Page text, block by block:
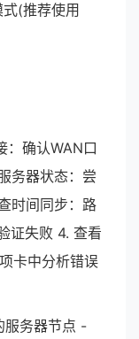
(推荐使用
：确认WAN口
务器状态：尝
时间同步：路
证失败 4. 查看
卡中分析错误
服务器节点 -